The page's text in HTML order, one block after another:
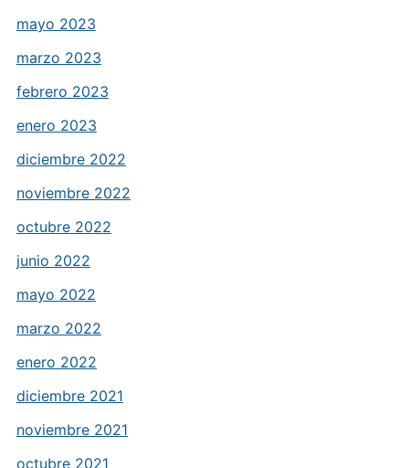
mayo 2023
marzo 2023
febrero 2023
enero 2023
diciembre 2022
noviembre 2022
octubre 2022
junio 2022
mayo 2022
marzo 2022
enero 2022
diciembre 2021
noviembre 2021
octubre 2021